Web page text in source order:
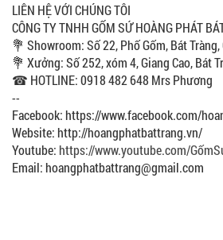
LIÊN HỆ VỚI CHÚNG TÔI
CÔNG TY TNHH GỐM SỨ HOÀNG PHÁT
💐 Showroom: Số 22, Phố Gốm, Bát Tràng,
💐 Xưởng: Số 252, xóm 4, Giang Cao, Bát
☎ HOTLINE: 0918 482 648 Mrs Phương
--
Facebook: https://www.facebook.com/
Website: http://hoangphatbattrang.vn/
Youtube: https://www.youtube.com/
Email: hoangphatbattrang@gmail.com